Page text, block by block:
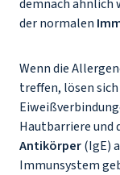
demnach ähnlich
der normalen
Wenn die
treffen, lösen
Hautbarriere und
Antikörper(IgE)
Immunsystem